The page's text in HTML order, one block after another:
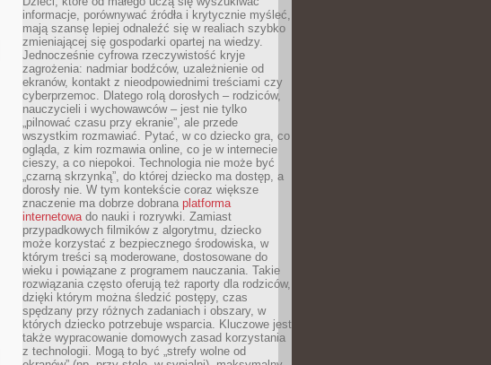
informacje, porównywać źródła i krytycznie myśleć,
mają szansę lepiej odnaleźć się w realiach szybko
zmieniającej się gospodarki opartej na wiedzy.
Jednocześnie cyfrowa rzeczywistość kryje
zagrożenia: nadmiar bodźców, uzależnienie od
ekranów, kontakt z nieodpowiednimi treściami czy
cyberprzemoc. Dlatego rolą dorosłych – rodziców,
nauczycieli i wychowawców – jest nie tylko
„pilnować czasu przy ekranie”, ale przede
wszystkim rozmawiać. Pytać, w co dziecko gra, co
ogląda, z kim rozmawia online, co je w internecie
cieszy, a co niepokoi. Technologia nie może być
„czarną skrzynką”, do której dziecko ma dostęp, a
dorosły nie. W tym kontekście coraz większe
znaczenie ma dobrze dobrana platforma
internetowado nauki i rozrywki. Zamiast
przypadkowych filmików z algorytmu, dziecko
może korzystać z bezpiecznego środowiska, w
którym treści są moderowane, dostosowane do
wieku i powiązane z programem nauczania. Takie
rozwiązania często oferują też raporty dla rodziców,
dzięki którym można śledzić postępy, czas
spędzany przy różnych zadaniach i obszary, w
których dziecko potrzebuje wsparcia. Kluczowe jest
także wypracowanie domowych zasad korzystania
z technologii. Mogą to być „strefy wolne od